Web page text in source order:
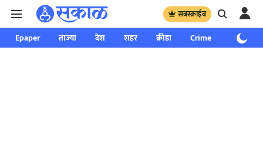
सबस्क्राईब
Epaper ताज्या देश शहर क्रीडा Crime साप्ताहिक